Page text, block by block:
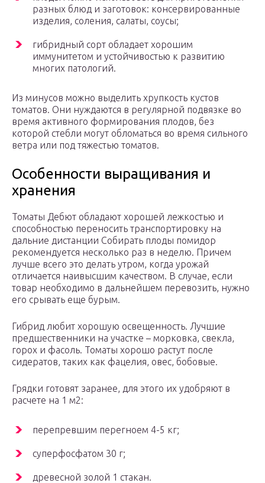
разных блюд и заготовок: консервированные
изделия, соления, салаты, соусы;
гибридный сорт обладает хорошим
иммунитетом и устойчивостью к развитию
многих патологий.
Из минусов можно выделить хрупкость кустов
томатов. Они нуждаются в регулярной подвязке во
время активного формирования плодов, без
которой стебли могут обломаться во время сильного
ветра или под тяжестью томатов.
Особенности выращивания и
хранения
Томаты Дебют обладают хорошей лежкостью и
способностью переносить транспортировку на
дальние дистанции Собирать плоды помидор
рекомендуется несколько раз в неделю. Причем
лучше всего это делать утром, когда урожай
отличается наивысшим качеством. В случае, если
товар необходимо в дальнейшем перевозить, нужно
его срывать еще бурым.
Гибрид любит хорошую освещенность. Лучшие
предшественники на участке – морковка, свекла,
горох и фасоль. Томаты хорошо растут после
сидератов, таких как фацелия, овес, бобовые.
Грядки готовят заранее, для этого их удобряют в
расчете на 1 м2:
перепревшим перегноем 4-5 кг;
суперфосфатом 30 г;
древесной золой 1 стакан.